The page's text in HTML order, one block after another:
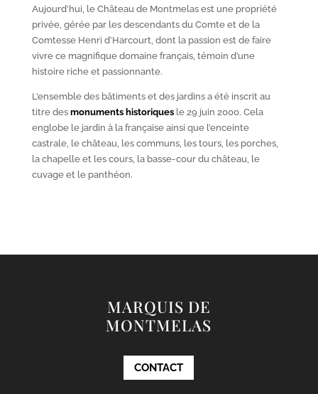
Aujourd’hui, le Château de Montmelas est une propriété
privée, gérée par les descendants du Comte et de la
Comtesse Henri d’Harcourt, dont la passion est de faire
vivre ce magnifique domaine français, témoin d’une
histoire riche et passionnante.
L’ensemble des bâtiments et des jardins a été inscrit au
titre des monuments historiquesle 29 juin 2000. Cela
englobe le jardin à la française ainsi que l’enceinte
castrale, le château, les communs, les tours, les porches,
la chapelle et les cours, la basse-cour du château, le
cuvage et le panthéon.
MARQUIS DE
MONTMELAS
CONTACT